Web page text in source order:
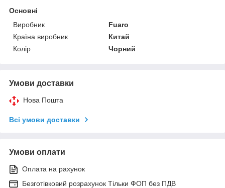
Основні
Виробник
Fuaro
Країна виробник
Китай
Колір
Чорний
Умови доставки
Нова Пошта
Всі умови доставки
Умови оплати
Оплата на рахунок
Безготівковий розрахунок Тільки ФОП без ПДВ